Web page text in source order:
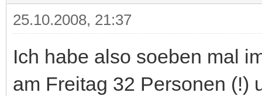
25.10.2008, 21:37
Ich habe also soeben mal
am Freitag 32 Personen (!)